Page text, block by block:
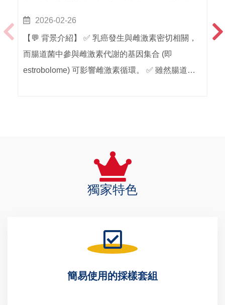
2026-02-26
【💬 背景介紹】 ✅ 乳癌發生與雌激素密切相關，
而腸道菌中參與雌激素代謝的基因集合 (即
estrobolome) 可影響雌激素循環。 ✅ 雖然腸道菌
口服內分泌治療對乳癌患者腸道菌的影響，並探討
腸道菌組成與復發風險之關聯。 【💬 材料方法】
🧭 共納入 48 位乳癌患者，
獨家特色
簡易使用的採樣套組